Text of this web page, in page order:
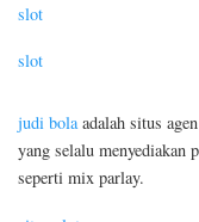
slot
slot
judi bolaadalah situs
yang selalu menyediakan
seperti mix parlay.